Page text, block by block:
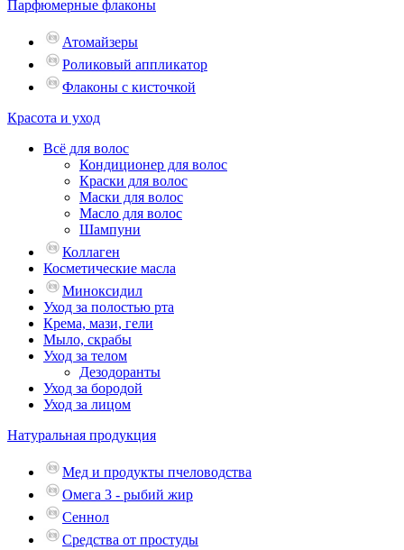
Парфюмерные флаконы
Атомайзеры
Роликовый аппликатор
Флаконы с кисточкой
Красота и уход
Всё для волос
Кондиционер для волос
Краски для волос
Маски для волос
Масло для волос
Шампуни
Коллаген
Косметические масла
Миноксидил
Уход за полостью рта
Крема, мази, гели
Мыло, скрабы
Уход за телом
Дезодоранты
Уход за бородой
Уход за лицом
Натуральная продукция
Мед и продукты пчеловодства
Омега 3 - рыбий жир
Сеннол
Средства от простуды